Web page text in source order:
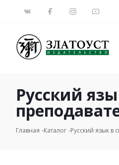
Русский
Главная Каталог Русский язык в